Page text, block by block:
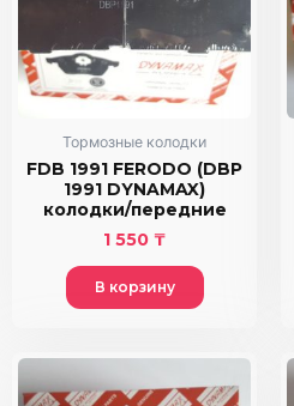
Тормозные колодки
FDB 1991 FERODO (DBP
1991 DYNAMAX)
колодки/передние
1 550 ₸
В корзину